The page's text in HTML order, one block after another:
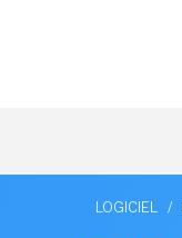
LOGICIEL /